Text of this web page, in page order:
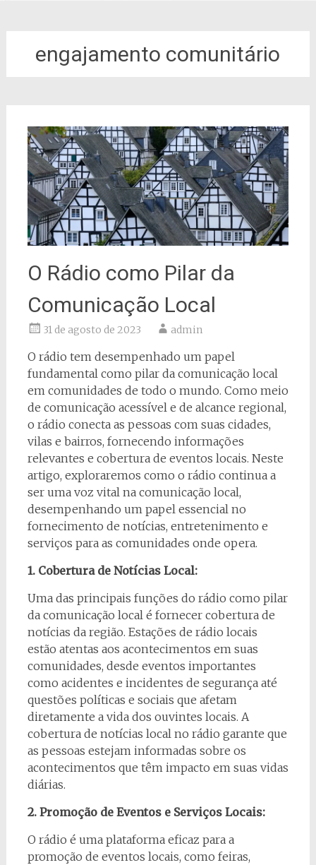
engajamento comunitário
O Rádio como Pilar da
Comunicação Local
31 de agosto de 2023 admin
O rádio tem desempenhado um papel
fundamental como pilar da comunicação local
em comunidades de todo o mundo. Como meio
de comunicação acessível e de alcance regional,
o rádio conecta as pessoas com suas cidades,
vilas e bairros, fornecendo informações
relevantes e cobertura de eventos locais. Neste
artigo, exploraremos como o rádio continua a
ser uma voz vital na comunicação local,
desempenhando um papel essencial no
fornecimento de notícias, entretenimento e
serviços para as comunidades onde opera.
1. Cobertura de Notícias Local:
Uma das principais funções do rádio como pilar
da comunicação local é fornecer cobertura de
notícias da região. Estações de rádio locais
estão atentas aos acontecimentos em suas
comunidades, desde eventos importantes
como acidentes e incidentes de segurança até
questões políticas e sociais que afetam
diretamente a vida dos ouvintes locais. A
cobertura de notícias local no rádio garante que
as pessoas estejam informadas sobre os
acontecimentos que têm impacto em suas vidas
diárias.
2. Promoção de Eventos e Serviços Locais:
O rádio é uma plataforma eficaz para a
promoção de eventos locais, como feiras,